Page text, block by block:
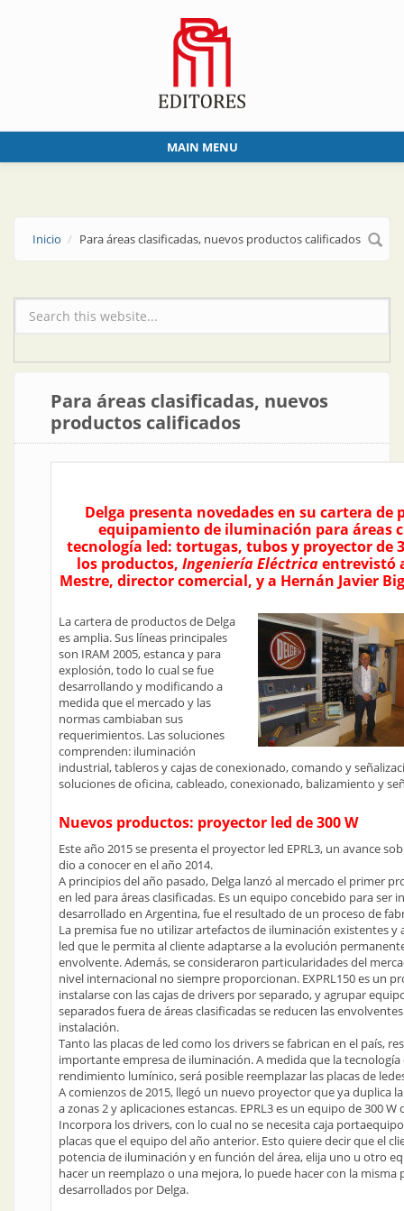
MAIN MENU
Inicio Para áreas clasificadas, nuevos productos calificados
Formulario de búsqueda
Para áreas clasificadas, nuevos
productos calificados
Delga presenta novedades en su cartera de
equipamiento de iluminación para áreas
tecnología led: tortugas, tubos y proyector de
los productos, Ingeniería Eléctricaentrevistó
Mestre, director comercial, y a Hernán Javier
La cartera de productos de Delga
es amplia. Sus líneas principales
son IRAM 2005, estanca y para
explosión, todo lo cual se fue
desarrollando y modificando a
medida que el mercado y las
normas cambiaban sus
requerimientos. Las soluciones
comprenden: iluminación
industrial, tableros y cajas de conexionado, comando y
soluciones de oficina, cableado, conexionado, balizamiento y
Nuevos productos: proyector led de 300 W
Este año 2015 se presenta el proyector led EPRL3, un avance
dio a conocer en el año 2014.
A principios del año pasado, Delga lanzó al mercado el primer
en led para áreas clasificadas. Es un equipo concebido para ser
desarrollado en Argentina, fue el resultado de un proceso de
La premisa fue no utilizar artefactos de iluminación existentes
led que le permita al cliente adaptarse a la evolución
envolvente. Además, se consideraron particularidades del
nivel internacional no siempre proporcionan. EXPRL150 es un
instalarse con las cajas de drivers por separado, y agrupar
separados fuera de áreas clasificadas se reducen las
instalación.
Tanto las placas de led como los drivers se fabrican en el país,
importante empresa de iluminación. A medida que la
rendimiento lumínico, será posible reemplazar las placas de
A comienzos de 2015, llegó un nuevo proyector que ya duplica
a zonas 2 y aplicaciones estancas. EPRL3 es un equipo de 300
Incorpora los drivers, con lo cual no se necesita caja
placas que el equipo del año anterior. Esto quiere decir que el
potencia de iluminación y en función del área, elija uno u otro
hacer un reemplazo o una mejora, lo puede hacer con la misma
desarrollados por Delga.